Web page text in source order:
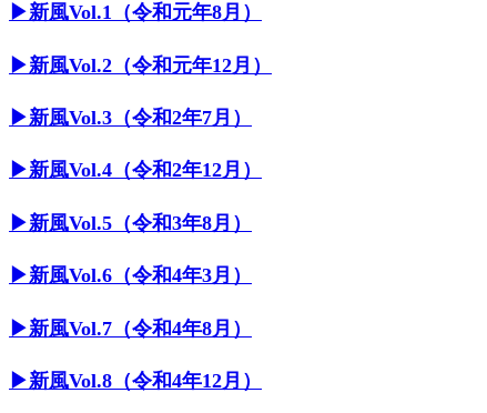
▶︎新風Vol.1（令和元年8月）
▶︎新風Vol.2（令和元年12月）
▶︎新風Vol.3（令和2年7月）
▶︎新風Vol.4（令和2年12月）
▶︎新風Vol.5（令和3年8月）
▶︎新風Vol.6（令和4年3月）
▶︎新風Vol.7（令和4年8月）
▶︎新風Vol.8（令和4年12月）